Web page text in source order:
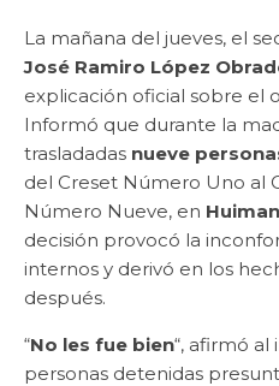
La mañana del jueves, el
José Ramiro López
explicación oficial sobre el
Informó que durante la
trasladadas nueve
del Creset Número Uno al
Número Nueve, en
decisión provocó la
internos y derivó en los
después.
“No les fue bien“, afirmó
personas detenidas